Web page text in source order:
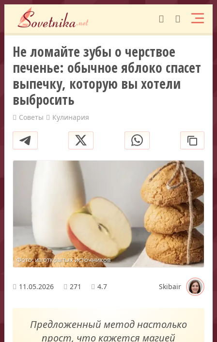
Не ломайте зубы о черствое
печенье: обычное яблоко спасет
выпечку, которую вы хотели
выбросить
Советы Кулинария
Фото: из открытых источников
11.05.2026 271 4.7 Skibair
Предложенный метод настолько
прост, что кажется магией